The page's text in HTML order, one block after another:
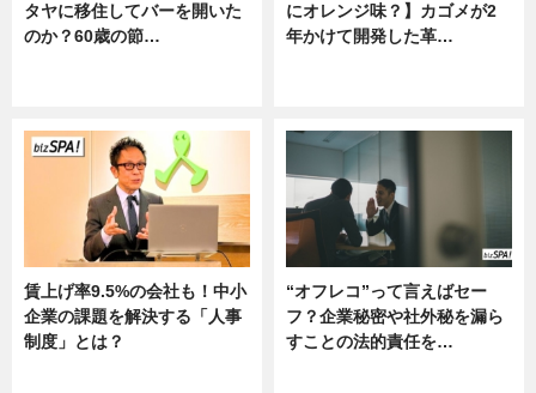
タヤに移住してバーを開いた
のか？60歳の節…
にオレンジ味？】カゴメが2
年かけて開発した革…
賃上げ率9.5%の会社も！中小
企業の課題を解決する「人事
制度」とは？
“オフレコ”って言えばセー
フ？企業秘密や社外秘を漏ら
すことの法的責任を…